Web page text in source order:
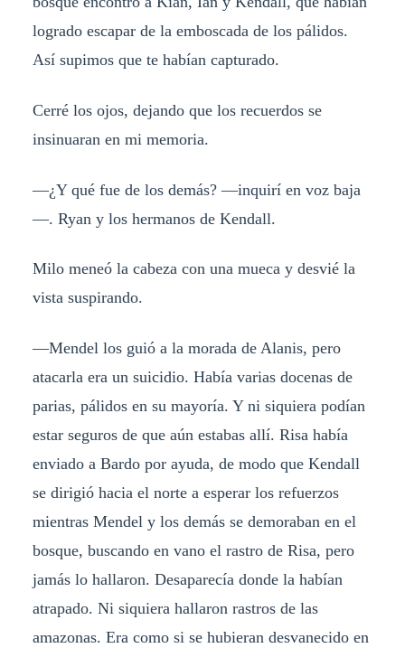
logrado escapar de la emboscada de los pálidos.
Así supimos que te habían capturado.
Cerré los ojos, dejando que los recuerdos se
insinuaran en mi memoria.
—¿Y qué fue de los demás? —inquirí en voz baja
—. Ryan y los hermanos de Kendall.
Milo meneó la cabeza con una mueca y desvié la
vista suspirando.
—Mendel los guió a la morada de Alanis, pero
atacarla era un suicidio. Había varias docenas de
parias, pálidos en su mayoría. Y ni siquiera podían
estar seguros de que aún estabas allí. Risa había
enviado a Bardo por ayuda, de modo que Kendall
se dirigió hacia el norte a esperar los refuerzos
mientras Mendel y los demás se demoraban en el
bosque, buscando en vano el rastro de Risa, pero
jamás lo hallaron. Desaparecía donde la habían
atrapado. Ni siquiera hallaron rastros de las
amazonas. Era como si se hubieran desvanecido en